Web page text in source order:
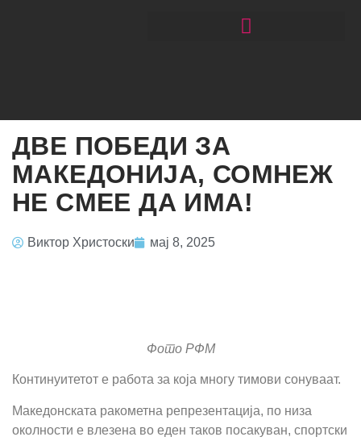
ДВЕ ПОБЕДИ ЗА
МАКЕДОНИЈА, СОМНЕЖ
НЕ СМЕЕ ДА ИМА!
Виктор Христоски мај 8, 2025
Фото РФМ
Континуитетот е работа за која многу тимови сонуваат.
Македонската ракометна репрезентација, по низа
околности е влезена во еден таков посакуван, спортски